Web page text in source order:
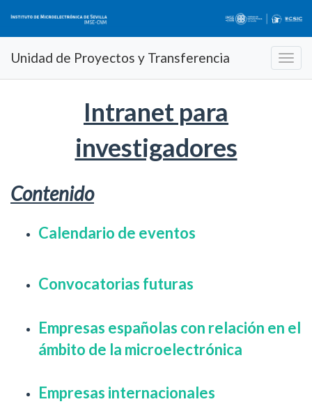
Unidad de Proyectos y Transferencia
Intranet para
investigadores
Contenido
Calendario de eventos
Convocatorias futuras
Empresas españolas con relación en el
ámbito de la microelectrónica
Empresas internacionales